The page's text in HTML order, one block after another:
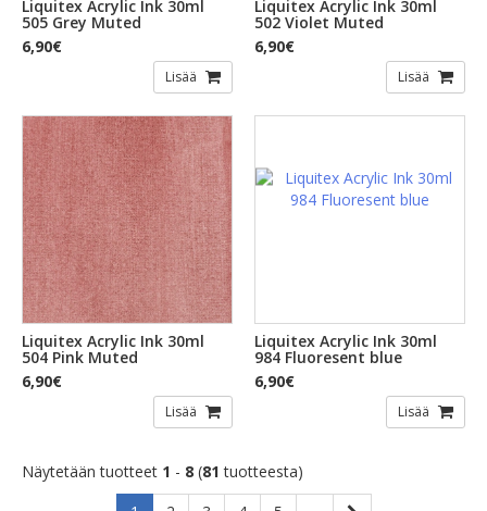
Liquitex Acrylic Ink 30ml
505 Grey Muted
6,90€
Lisää
Liquitex Acrylic Ink 30ml
502 Violet Muted
6,90€
Lisää
Liquitex Acrylic Ink 30ml
504 Pink Muted
6,90€
Lisää
Liquitex Acrylic Ink 30ml
984 Fluoresent blue
6,90€
Lisää
Näytetään tuotteet 1 - 8 (81 tuotteesta)